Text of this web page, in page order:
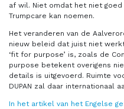
af wil. Niet omdat het niet
Trumpcare kan noemen.
Het veranderen van de
nieuw beleid dat juist niet
‘fit for purpose’ is, zoals de
purpose betekent overigens
details is uitgevoerd. Ruimte
DUPAN zal daar internationaal
In het artikel van het Engelse